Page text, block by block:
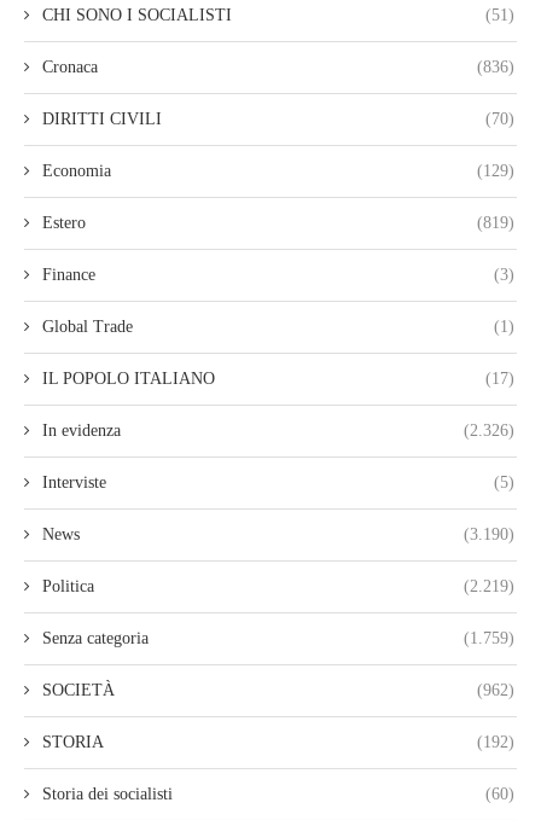
CHI SONO I SOCIALISTI (51)
Cronaca (836)
DIRITTI CIVILI (70)
Economia (129)
Estero (819)
Finance (3)
Global Trade (1)
IL POPOLO ITALIANO (17)
In evidenza (2.326)
Interviste (5)
News (3.190)
Politica (2.219)
Senza categoria (1.759)
SOCIETÀ (962)
STORIA (192)
Storia dei socialisti (60)